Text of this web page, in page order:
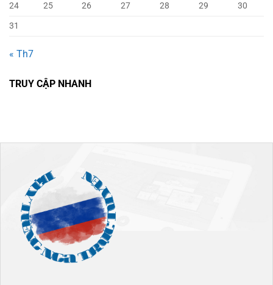
24
25 26 27 28 29
30
31
« Th7
TRUY CẬP NHANH